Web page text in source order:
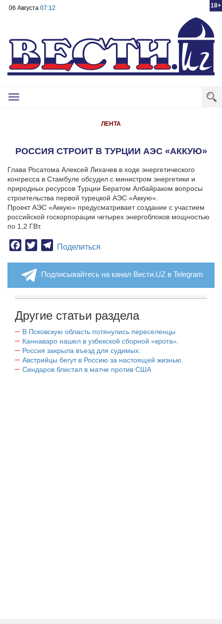
18+
06 Августа 07:12
Toggle
ЛЕНТА
РОССИЯ СТРОИТ В ТУРЦИИ АЭС «АККУЮ»
Глава Росатома Алексей Лихачев в ходе энергетического
конгресса в Стамбуле обсудил с министром энергетики и
природных ресурсов Турции Бератом Албайраком вопросы
строительства первой турецкой АЭС «Аккую».
Проект АЭС «Аккую» предусматривает создание с участием
российской госкорпорации четырех энергоблоков мощностью
по 1,2 ГВт.
Facebook
TwitterTelegram
Поделиться
Подписывайтесь на канал Вести.UZ в Telegram
Другие статьи раздела
В Псковскую область потянулись переселенцы
Каннаваро нашел в узбекской сборной «крота».
Россия закрыла въезд для судимых.
Австрийцы бегут в Россию за настоящей жизнью.
Синдаров блистал в матче против США